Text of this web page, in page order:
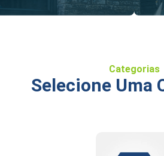
Categorias
Selecione Uma